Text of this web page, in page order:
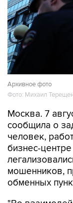
Архивное фото
Фото: Михаил
Москва. 7
сообщила о
человек,
бизнес-
мошенников,
обменных